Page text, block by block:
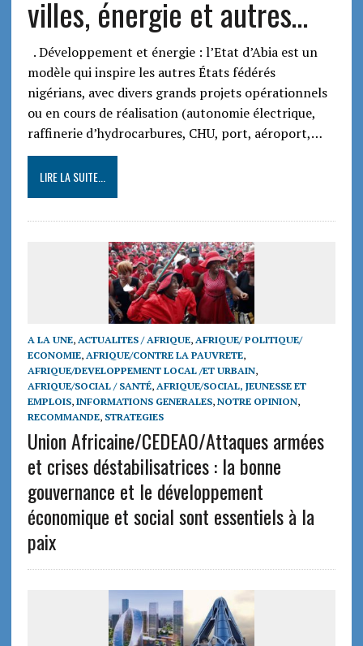
villes, énergie et autres…
. Développement et énergie : l’Etat d’Abia est un
modèle qui inspire les autres États fédérés
nigérians, avec divers grands projets opérationnels
ou en cours de réalisation (autonomie électrique,
raffinerie d’hydrocarbures, CHU, port, aéroport,…
LIRE LA SUITE...
A LA UNE, ACTUALITES / AFRIQUE, AFRIQUE/ POLITIQUE/
ECONOMIE, AFRIQUE/CONTRE LA PAUVRETE,
AFRIQUE/DEVELOPPEMENT LOCAL /ET URBAIN,
AFRIQUE/SOCIAL / SANTÉ, AFRIQUE/SOCIAL, JEUNESSE ET
EMPLOIS, INFORMATIONS GENERALES, NOTRE OPINION,
RECOMMANDE, STRATEGIES
Union Africaine/CEDEAO/Attaques armées
et crises déstabilisatrices : la bonne
gouvernance et le développement
économique et social sont essentiels à la
paix